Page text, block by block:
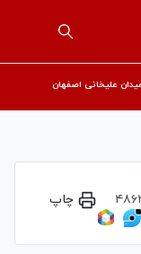
علیخانی اصفهان
چاپ